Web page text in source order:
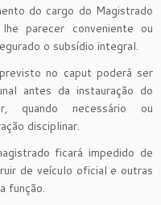
do cargo do Magistrado
parecer conveniente ou
o subsídio integral.
no caput poderá ser
antes da instauração do
quando necessário ou
disciplinar.
ficará impedido de
de veículo oficial e outras
função.